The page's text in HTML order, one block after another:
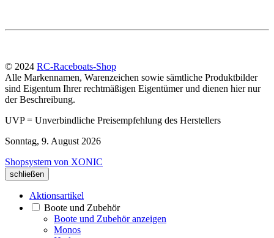
© 2024 RC-Raceboats-Shop
Alle Markennamen, Warenzeichen sowie sämtliche Produktbilder
sind Eigentum Ihrer rechtmäßigen Eigentümer und dienen hier nur
der Beschreibung.
UVP = Unverbindliche Preisempfehlung des Herstellers
Sonntag, 9. August 2026
Shopsystem von XONIC
schließen
Aktionsartikel
Boote und Zubehör
Boote und Zubehör anzeigen
Monos